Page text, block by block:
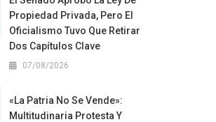
Propiedad Privada, Pero El
Oficialismo Tuvo Que Retirar
Dos Capítulos Clave
07/08/2026
«La Patria No Se Vende»:
Multitudinaria Protesta Y